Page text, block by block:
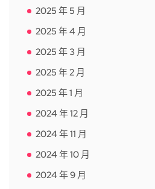
2025 年 5 月
2025 年 4 月
2025 年 3 月
2025 年 2 月
2025 年 1 月
2024 年 12 月
2024 年 11 月
2024 年 10 月
2024 年 9 月